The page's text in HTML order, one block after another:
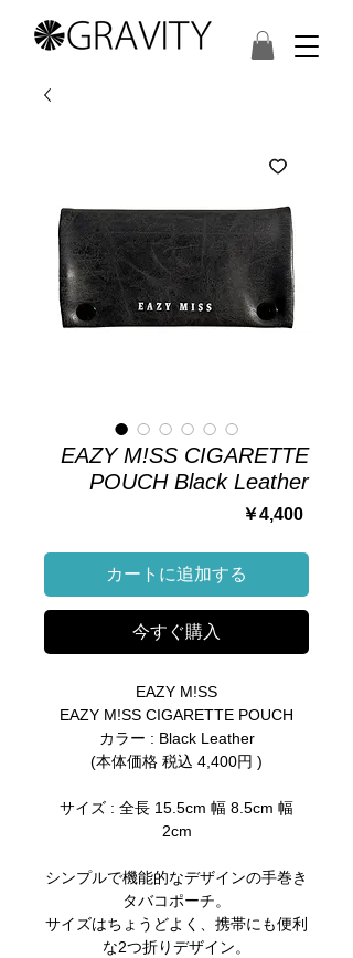
EAZY M!SS CIGARETTE
POUCH Black Leather
￥4,400価
カートに追加する
今すぐ購入
EAZY M!SS
EAZY M!SS CIGARETTE POUCH
カラー : Black Leather
(本体価格 税込 4,400円 )
サイズ : 全長 15.5cm 幅 8.5cm 幅
2cm
シンプルで機能的なデザインの手巻き
タバコポーチ。
サイズはちょうどよく、携帯にも便利
な2つ折りデザイン。